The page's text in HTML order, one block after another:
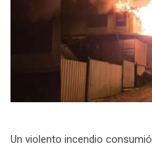
Un violento incendio